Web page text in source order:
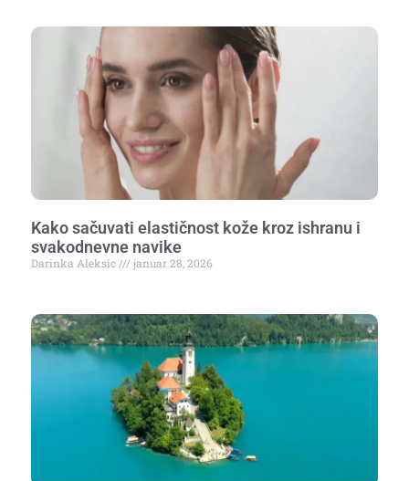
Kako sačuvati elastičnost kože kroz ishranu i
svakodnevne navike
Darinka Aleksic januar 28, 2026